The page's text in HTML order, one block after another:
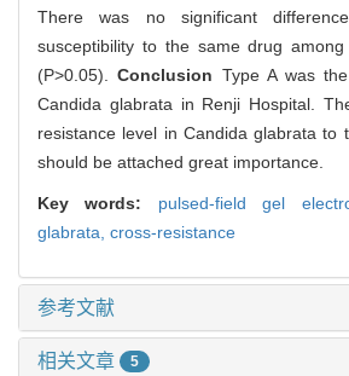
There was no significant
susceptibility to the same drug
(P>0.05).Conclusion Type A was
Candida glabrata in Renji Hospital.
resistance level in Candida glabrata to
should be attached great importance.
Key words: pulsed-field gel
glabrata, cross-resistance
参考文献
相关文章 5